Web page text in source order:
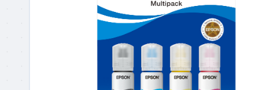
EMAIL PROFESSIONNEL TÉLÉPHONE